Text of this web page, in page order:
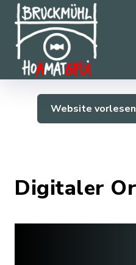
Website vorlesen
Digitaler